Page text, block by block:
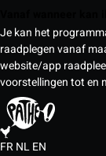
Je kan het
raadplegen vanaf
website/app
voorstellingen tot en
FRNLEN